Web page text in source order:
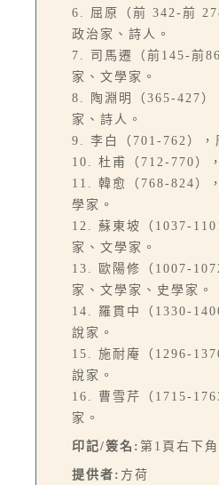
6. 屈原（前 342-前
政治家、詩人。
7. 司馬遷（前145-前
家、文學家。
8. 陶淵明（365-427）
家、詩人。
9. 李白（701-762），
10. 杜甫（712-770）
11. 韓愈（768-824）
學家。
12. 蘇東坡（1037-
家、文學家。
13. 歐陽修（1007-
家、文學家、史學家。
14. 羅貫中（1330-
說家。
15. 施耐庵（1296-
說家。
16. 曹雪芹（1715-
家。
印記/簽名: 第1頁右下
提供者: 方荷